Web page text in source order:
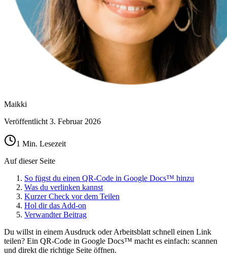
Maikki
Veröffentlicht 3. Februar 2026
1 Min. Lesezeit
Auf dieser Seite
So fügst du einen QR-Code in Google Docs™ hinzu
Was du verlinken kannst
Kurzer Check vor dem Teilen
Hol dir das Add-on
Verwandter Beitrag
Du willst in einem Ausdruck oder Arbeitsblatt schnell einen Link
teilen? Ein QR-Code in Google Docs™ macht es einfach: scannen
und direkt die richtige Seite öffnen.